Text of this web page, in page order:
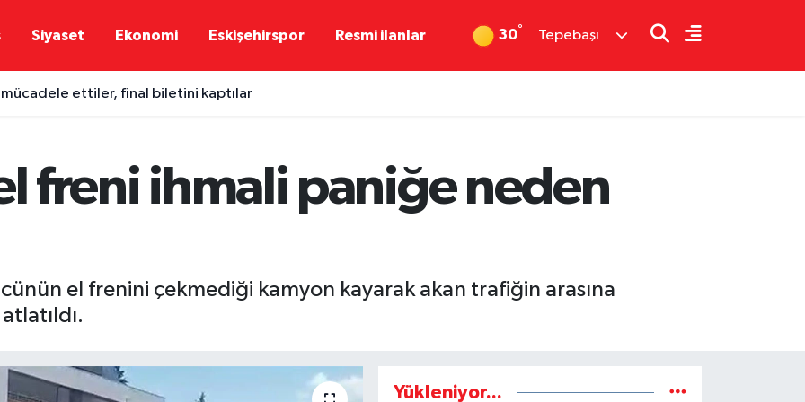
Siyaset Ekonomi Eskişehirspor Resmi ilanlar 30° Tepebaşı
ettiler, final biletini kaptılar
freni ihmali paniğe neden
el frenini çekmediği kamyon kayarak akan trafiğin arasına
Yükleniyor...